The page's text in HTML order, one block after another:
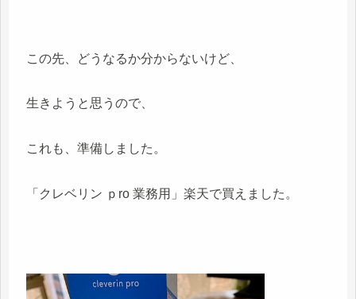
この先、どうなるか分からないけど、
生きようと思うので、
これも、準備しました。
「クレベリン ｐro 業務用」楽天で買えました。